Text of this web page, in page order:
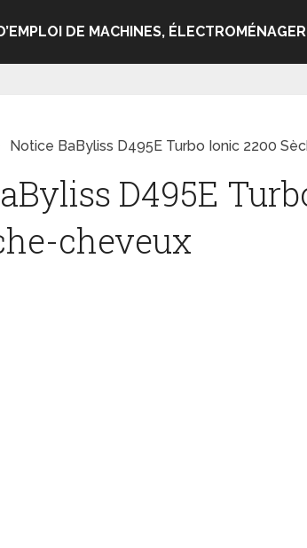
DE MACHINES,
Notice BaByliss D495E Turbo Ionic 2200
D495E
cheveux